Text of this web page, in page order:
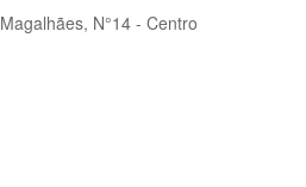
N°14 - Centro